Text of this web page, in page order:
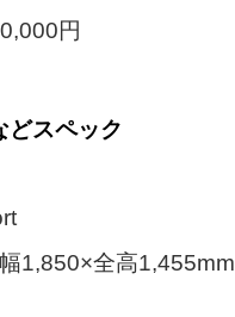
円
どスペック
1,850×全高1,455mm